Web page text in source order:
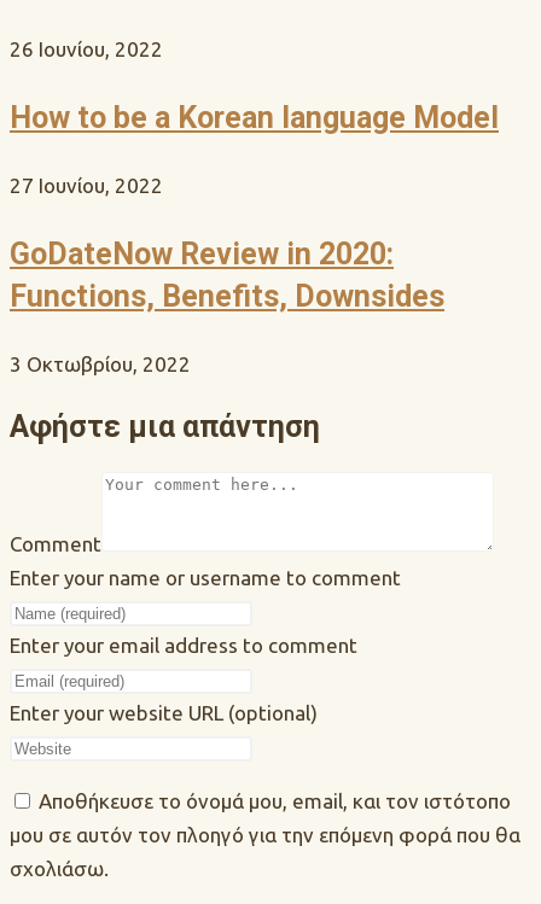
26 Ιουνίου, 2022
How to be a Korean language Model
27 Ιουνίου, 2022
GoDateNow Review in 2020:
Functions, Benefits, Downsides
3 Οκτωβρίου, 2022
Αφήστε μια απάντηση
Comment
Enter your name or username to comment
Enter your email address to comment
Enter your website URL (optional)
Αποθήκευσε το όνομά μου, email, και τον ιστότοπο
μου σε αυτόν τον πλοηγό για την επόμενη φορά που θα
σχολιάσω.